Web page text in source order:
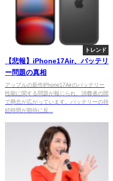
トレンド
【悲報】iPhone17Air、バッテリ
ー問題の真相
アップルの新作iPhone17Airのバッテリー
性能に関する問題が報じられ、消費者の間
で懸念が広がっています。バッテリーの持
続時間が期待に反...